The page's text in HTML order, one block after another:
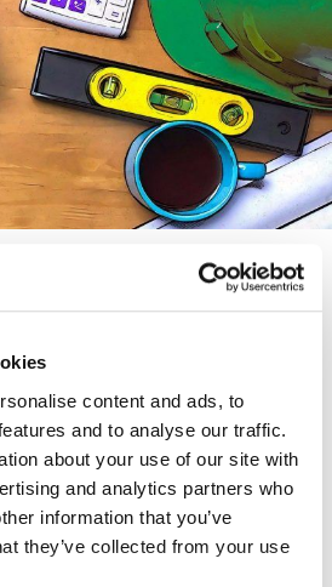
content and ads, to
and to analyse our traffic.
about your use of our site with
and analytics partners who
information that you’ve
they’ve collected from your use
ーセキュリティ：技
ーカーもセキュリティに目を向けるよ
対象とする保険も注目されています。